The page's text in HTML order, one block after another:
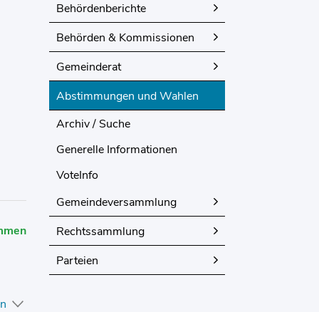
Behördenberichte
Behörden & Kommissionen
Gemeinderat
Abstimmungen und Wahlen
Archiv / Suche
Generelle Informationen
VoteInfo
Gemeindeversammlung
Rechtssammlung
Parteien